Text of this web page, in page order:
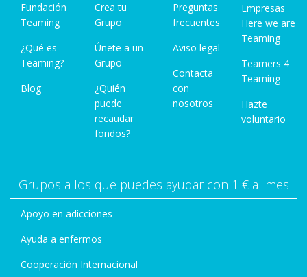
Fundación
Teaming
¿Qué es
Teaming?
Blog
Crea tu
Grupo
Únete a un
Grupo
¿Quién
puede
recaudar
fondos?
Preguntas
frecuentes
Aviso legal
Contacta
con
nosotros
Empresas
Here we are
Teaming
Teamers 4
Teaming
Hazte
voluntario
Grupos a los que puedes ayudar con 1 € al mes
Apoyo en adicciones
Ayuda a enfermos
Cooperación Internacional